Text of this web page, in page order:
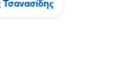
Τσανασίδης